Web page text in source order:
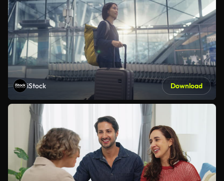
iStock Download